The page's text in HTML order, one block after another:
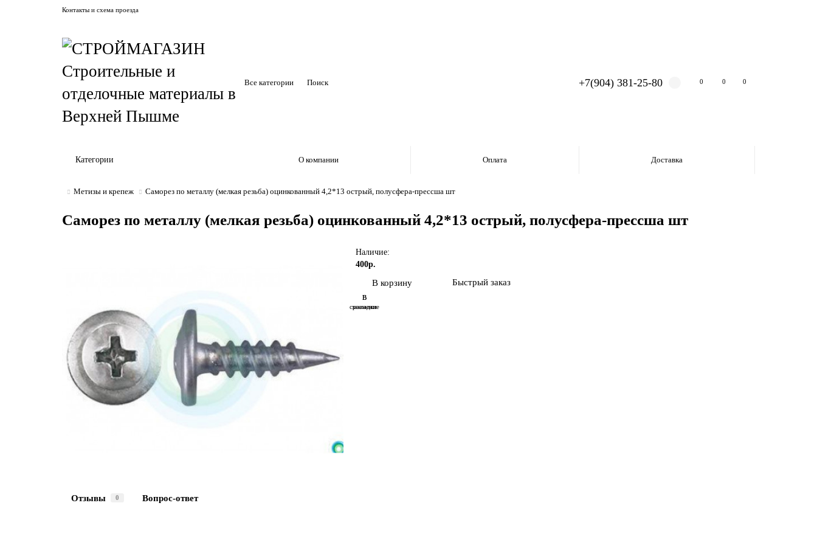
Контакты и схема проезда
Все категории +7(904) 381-25-80 0 0 0
Категории О компании Оплата Доставка
Метизы и крепеж Саморез по металлу (мелкая резьба) оцинкованный 4,2*13 острый, полусфера-прессша шт
Саморез по металлу (мелкая резьба) оцинкованный 4,2*13 острый, полусфера-прессша шт
Наличие:
400р.
В корзину Быстрый заказ
В
закладки
В
сравнение
Отзывы 0 Вопрос-ответ